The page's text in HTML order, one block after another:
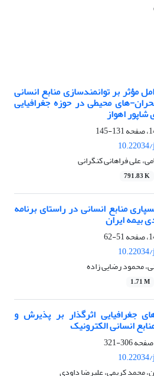
مؤثر بر توانمندسازی منابع انسانی
های محیطی در حوزه جغرافیایی
اهواز
131-145
علی فراهانی کنگرانی
791.83 K
منابع انسانی در راستای برنامه
بیمه ایران
51-62
محمود رضایی زاده
1.71 M
جغرافیایی اثرگذار بر پذیرش و
انسانی الکترونیک
306-321
محمد کریمی، علیرضا داودی